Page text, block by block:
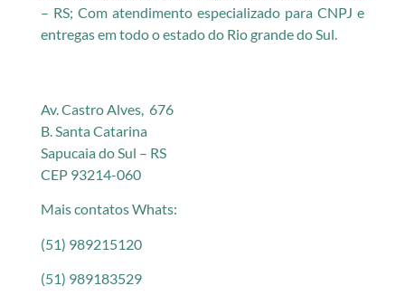
– RS; Com atendimento especializado para CNPJ e
entregas em todo o estado do Rio grande do Sul.
Av. Castro Alves, 676
B. Santa Catarina
Sapucaia do Sul – RS
CEP 93214-060
Mais contatos Whats:
(51) 989215120
(51) 989183529